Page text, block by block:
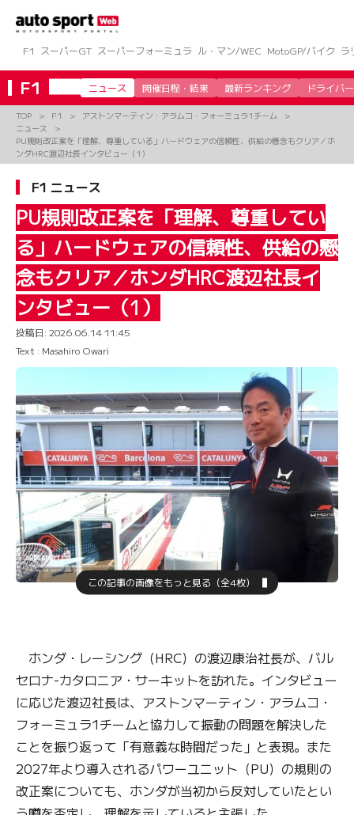
ツ
へ
ス
キ
F1 スーパーGT スーパーフォーミュラ ル・マン/WEC MotoGP/バイク ラ
F1 ニュース 開催日程・結果 最新ランキング ドライバー
TOP F1
アストンマーティン・アラムコ・フォーミュラ1チーム
ニュース
PU規則改正案を「理解、尊重している」ハードウェアの信頼性、供給の懸念もクリア／ホ
ンダHRC渡辺社長インタビュー（1）
F1 ニュース
PU規則改正案を「理解、尊重してい
る」ハードウェアの信頼性、供給の懸
念もクリア／ホンダHRC渡辺社長イ
ンタビュー（1）
投稿日: 2026.06.14 11:45
Text : Masahiro Owari
この記事の画像をもっと見る（全4枚）
ホンダ・レーシング（HRC）の渡辺康治社長が、バル
セロナ-カタロニア・サーキットを訪れた。インタビュー
に応じた渡辺社長は、アストンマーティン・アラムコ・
フォーミュラ1チームと協力して振動の問題を解決した
ことを振り返って「有意義な時間だった」と表現。また
2027年より導入されるパワーユニット（PU）の規則の
改正案についても、ホンダが当初から反対していたとい